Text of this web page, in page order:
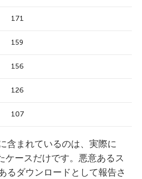
171
159
156
126
107
含まれているのは、実際に
ケースだけです。悪意あるス
るダウンロードとして報告さ